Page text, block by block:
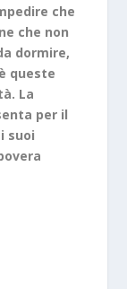
che
che non
dormire,
queste
La
per il
suoi